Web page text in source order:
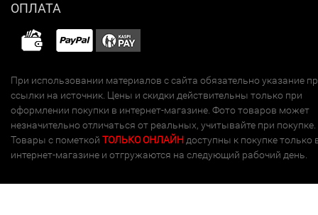
ОПЛАТА
При использовании материалов с сайта обязательно указание
ссылки на источник. Цены и скидки действительны только при
оформлении покупки в интернет-магазине. Фото товаров может
незначительно отличаться от реальных, учитывайте при покупке.
Товары с пометкой ТОЛЬКО ОНЛАЙН доступны к покупке только
интернет-магазине и отгружаются на следующий рабочий день.